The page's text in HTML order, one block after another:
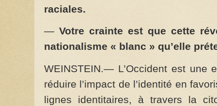
raciales.
— Votre crainte est que cette
nationalisme « blanc » qu’elle
WEINSTEIN.— L’Occident est une
réduire l’impact de l’identité en
lignes identitaires, à travers la